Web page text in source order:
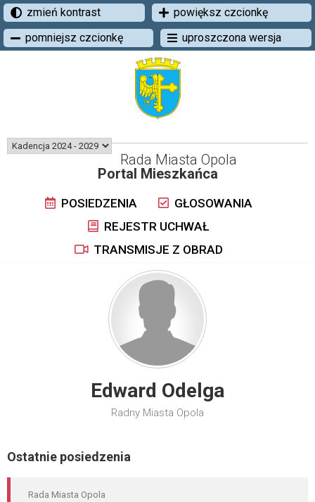
zmień kontrast
powiększ czcionkę
pomniejsz czcionkę
uproszczona wersja
Rada Miasta Opola
Portal Mieszkańca
POSIEDZENIA
GŁOSOWANIA
REJESTR UCHWAŁ
TRANSMISJE Z OBRAD
Edward Odelga
Radny Miasta Opola
Ostatnie posiedzenia
Rada Miasta Opola